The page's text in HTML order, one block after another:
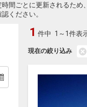
クラスJを
クラスJを
(新
間ごとに更新されるた
ください。
現在の絞り込み
1 件中 1～1件表